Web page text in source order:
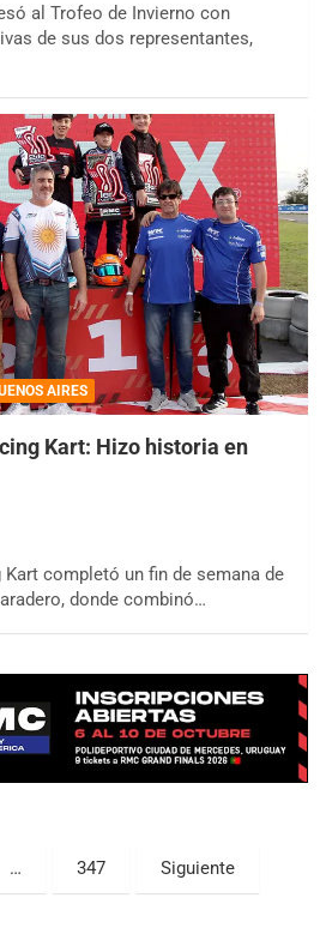
al Trofeo de Invierno con
de sus dos representantes,
AIRES
Kart: Hizo historia en
Kart completó un fin de semana de
donde combinó…
… 347 Siguiente
E-KART.COM.AR